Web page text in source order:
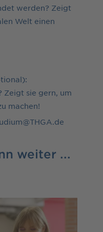
werden? Zeigt
Welt einen
Zeigt sie gern, um
machen!
weiter ...